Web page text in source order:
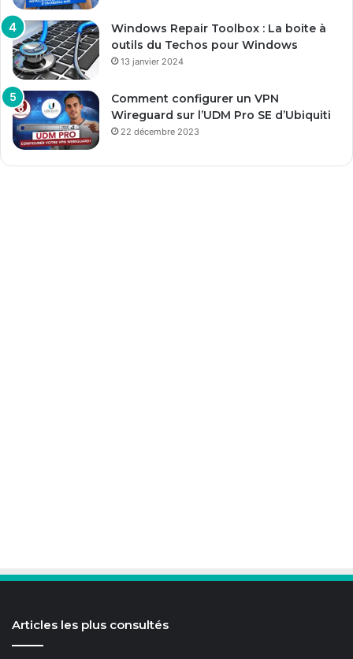
Windows Repair Toolbox : La boite à
outils du Techos pour Windows
13 janvier 2024
Comment configurer un VPN
Wireguard sur l’UDM Pro SE d’Ubiquiti
22 décembre 2023
Articles les plus consultés